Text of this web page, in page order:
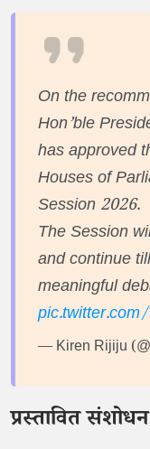
On the
Hon’ble
has approved
Houses of
Session 2026.
The Session
and continue
meaningful
— Kiren Rijiju
प्रस्तावित